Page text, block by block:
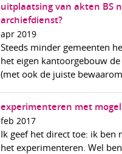
uitplaatsing van akten BS
archiefdienst?
apr 2019
Steeds minder gemeenten
het eigen kantoorgebouw
(met ook de juiste
experimenteren met
feb 2017
Ik geef het direct toe: ik ben
het experimenteren. Wel